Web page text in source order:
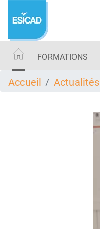
contenu
FORMATIONS
Accueil Actualités